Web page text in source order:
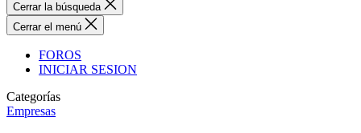
Cerrar la búsqueda
Cerrar el menú
FOROS
INICIAR SESION
Categorías
Empresas